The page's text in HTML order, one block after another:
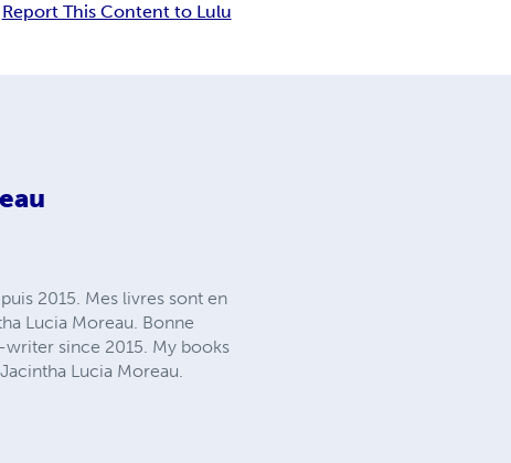
Report This Content to Lulu
2015. Mes livres sont en
Lucia Moreau. Bonne
since 2015. My books
Lucia Moreau.